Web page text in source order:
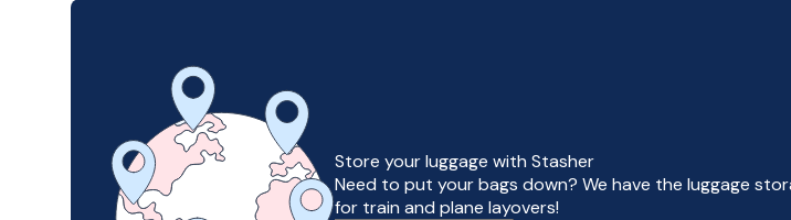
Store your luggage with Stasher
Need to put your bags down? We have the luggage
for train and plane layovers!